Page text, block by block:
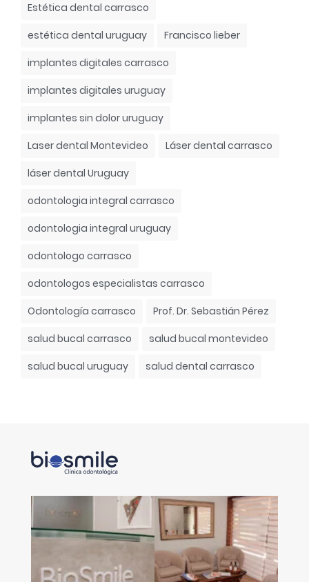
Estética dental carrasco
estética dental uruguay
Francisco lieber
implantes digitales carrasco
implantes digitales uruguay
implantes sin dolor uruguay
Laser dental Montevideo
Láser dental carrasco
láser dental Uruguay
odontologia integral carrasco
odontologia integral uruguay
odontologo carrasco
odontologos especialistas carrasco
Odontología carrasco
Prof. Dr. Sebastián Pérez
salud bucal carrasco
salud bucal montevideo
salud bucal uruguay
salud dental carrasco